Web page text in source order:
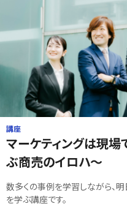
講座
マーケティングは現場
ぶ商売のイロハ～
数多くの事例を学習しながら、
を学ぶ講座です。